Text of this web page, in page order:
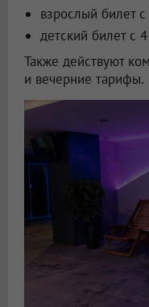
взрослый билет
детский билет с
Также действуют
и вечерние тарифы.